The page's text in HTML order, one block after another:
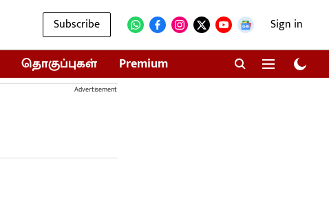
Subscribe Sign in
தொகுப்புகள் Premium
Advertisement